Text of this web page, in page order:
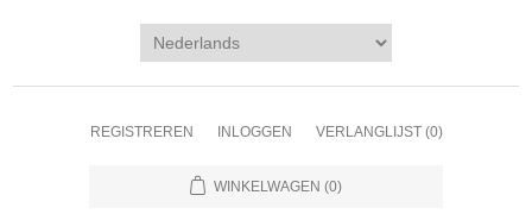
REGISTREREN INLOGGEN VERLANGLIJST (0)
WINKELWAGEN (0)